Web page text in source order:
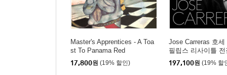
Master's Apprentices - A Toa
st To Panama Red
17,800원 (19% 할인)
Jose Carreras 호세
필립스 리사이틀
ete Recitals On
s)
197,100원 (19% 할